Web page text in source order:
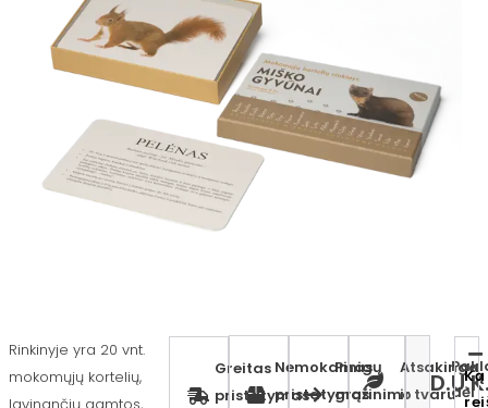
Rinkinyje yra 20 vnt.
mokomųjų kortelių,
Greitas
pristatymas
Nemokamas
pristatymas
Pinigų
grąžinimo
Atsakinga
ir tvarudėl
Ką